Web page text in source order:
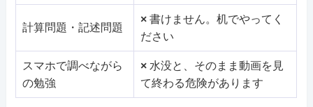
計算問題・記述問題
×書けません。机でやってく
ださい
スマホで調べながら
の勉強
×水没と、そのまま動画を見
て終わる危険があります